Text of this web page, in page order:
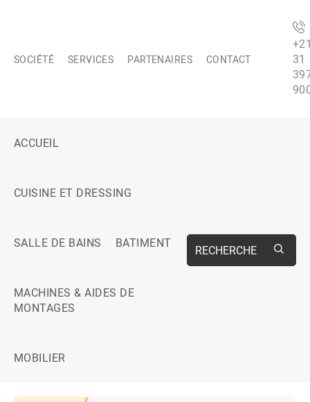
SOCIÉTÉ SERVICES PARTENAIRES CONTACT
31
ACCUEIL
CUISINE ET DRESSING
SALLE DE BAINS BATIMENT
MACHINES & AIDES DE
MONTAGES
MOBILIER
RECHERCHE